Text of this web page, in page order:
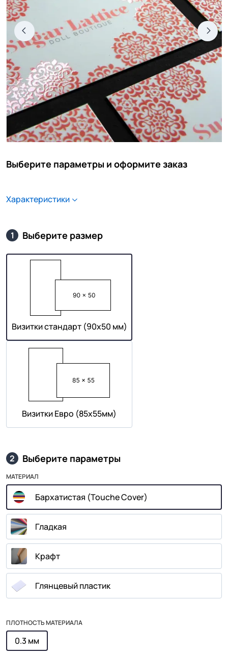
Выберите параметры и оформите заказ
Характеристики
1 Выберите размер
Визитки стандарт (90х50 мм)
Визитки Евро (85х55мм)
2 Выберите параметры
МАТЕРИАЛ
Бархатистая (Touche Cover)
Гладкая
Крафт
Глянцевый пластик
ПЛОТНОСТЬ МАТЕРИАЛА
0.3 мм